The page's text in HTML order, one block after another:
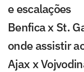
e escalações
Benfica x St.
onde assistir
Ajax x